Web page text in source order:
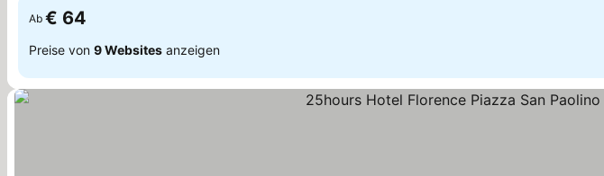
Ab € 64
Preise von 9 Websites anzeigen